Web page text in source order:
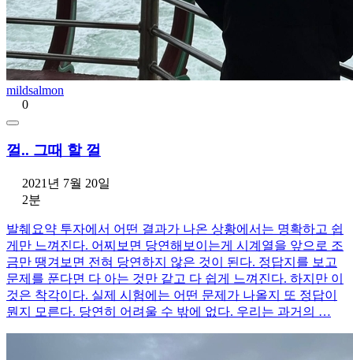
mildsalmon
0
껄.. 그때 할 껄
2021년 7월 20일
2분
발췌요약 투자에서 어떤 결과가 나온 상황에서는 명확하고 쉽
게만 느껴진다. 어찌보면 당연해보이는게 시계열을 앞으로 조
금만 땡겨보면 전혀 당연하지 않은 것이 된다. 정답지를 보고
문제를 푼다면 다 아는 것만 같고 다 쉽게 느껴진다. 하지만 이
것은 착각이다. 실제 시험에는 어떤 문제가 나올지 또 정답이
뭔지 모른다. 당연히 어려울 수 밖에 없다. 우리는 과거의 …